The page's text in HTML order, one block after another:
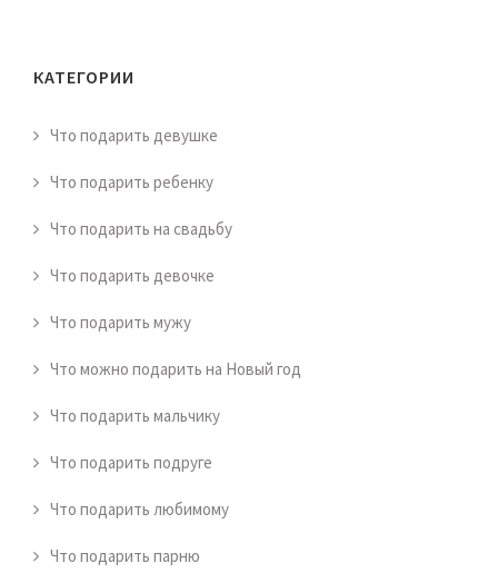
КАТЕГОРИИ
Что подарить девушке
Что подарить ребенку
Что подарить на свадьбу
Что подарить девочке
Что подарить мужу
Что можно подарить на Новый год
Что подарить мальчику
Что подарить подруге
Что подарить любимому
Что подарить парню